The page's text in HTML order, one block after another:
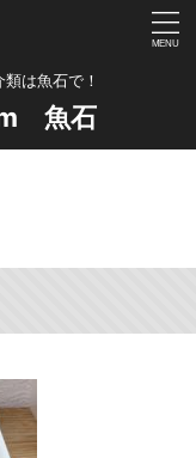
は魚石で！
魚石